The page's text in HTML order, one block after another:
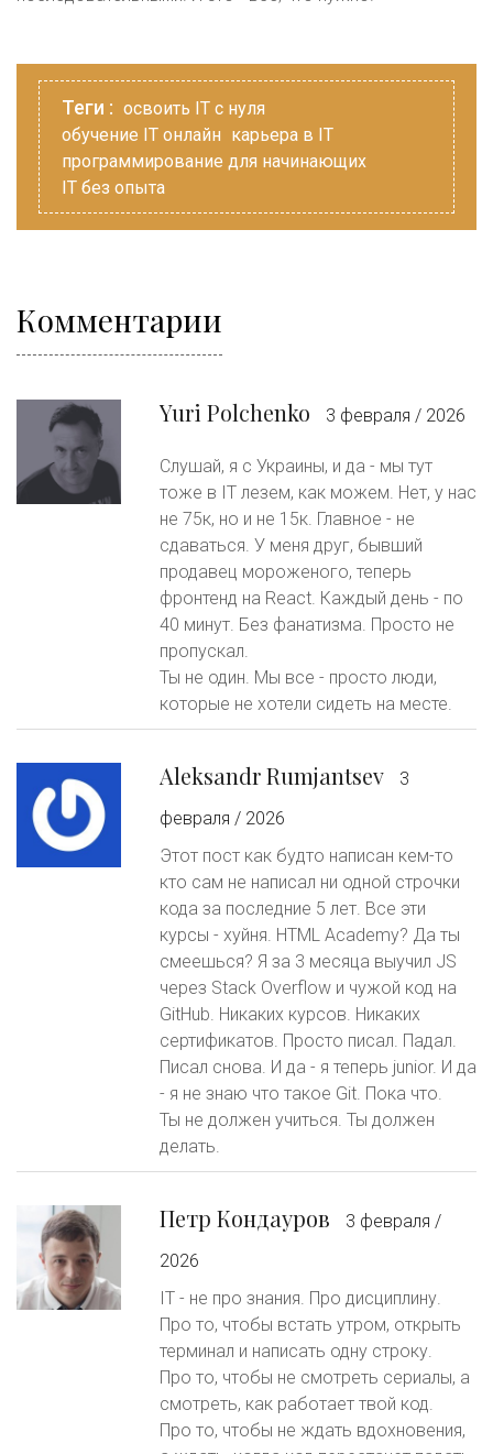
Теги : освоить IT с нуля
обучение IT онлайн карьера в IT
программирование для начинающих
IT без опыта
Комментарии
Yuri Polchenko 3 февраля / 2026
Слушай, я с Украины, и да - мы тут
тоже в IT лезем, как можем. Нет, у нас
не 75к, но и не 15к. Главное - не
сдаваться. У меня друг, бывший
продавец мороженого, теперь
фронтенд на React. Каждый день - по
40 минут. Без фанатизма. Просто не
пропускал.
Ты не один. Мы все - просто люди,
которые не хотели сидеть на месте.
Aleksandr Rumjantsev
3
февраля / 2026
Этот пост как будто написан кем-то
кто сам не написал ни одной строчки
кода за последние 5 лет. Все эти
курсы - хуйня. HTML Academy? Да ты
смеешься? Я за 3 месяца выучил JS
через Stack Overflow и чужой код на
GitHub. Никаких курсов. Никаких
сертификатов. Просто писал. Падал.
Писал снова. И да - я теперь junior. И да
- я не знаю что такое Git. Пока что.
Ты не должен учиться. Ты должен
делать.
Петр Кондауров
3 февраля /
2026
IT - не про знания. Про дисциплину.
Про то, чтобы встать утром, открыть
терминал и написать одну строку.
Про то, чтобы не смотреть сериалы, а
смотреть, как работает твой код.
Про то, чтобы не ждать вдохновения,